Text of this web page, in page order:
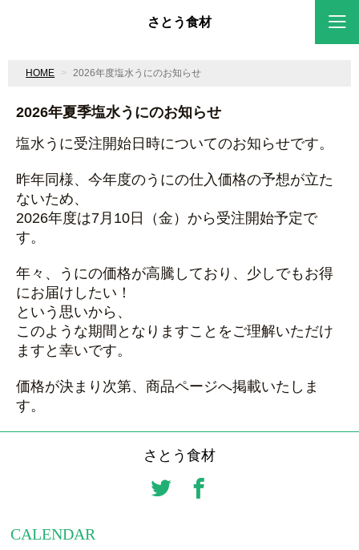
さとう食材
HOME 2026年度塩水うにのお知らせ
2026年夏季塩水うにのお知らせ
塩水うに受注開始日時についてのお知らせです。
昨年同様、今年度のうにの仕入価格の予想が立た
ないため、
2026年度は7月10日（金）から受注開始予定で
す。
年々、うにの価格が高騰しており、少しでもお得
にお届けしたい！
という思いから、
このような期間となりますことをご理解いただけ
ますと幸いです。
価格が決まり次第、商品ページへ掲載いたしま
す。
さとう食材
CALENDAR